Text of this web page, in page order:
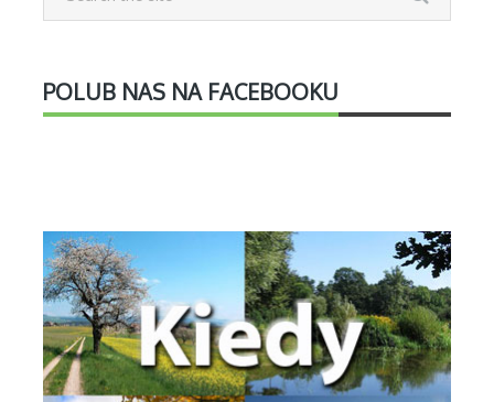
POLUB NAS NA FACEBOOKU